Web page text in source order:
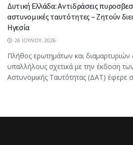
Δυτική Ελλάδα: Αντιδράσεις
αστυνομικές ταυτότητες – Ζητούν
Ηγεσία
26 ΙΟΥΛΊΟΥ, 2026
Πλήθος ερωτημάτων και
υπαλλήλους σχετικά με την έκδοση
Αστυνομικής Ταυτότητας (ΔΑΤ) έφερε